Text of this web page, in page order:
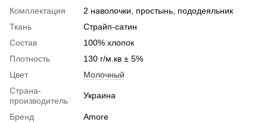
Комплектация
2 наволочки, простынь, пододеяльник
Ткань
Страйп-сатин
Состав
100% хлопок
Плотность
130 г/м.кв ± 5%
Цвет
Молочный
Страна-
производитель
Украина
Бренд Amore